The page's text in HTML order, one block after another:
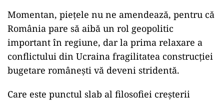
Momentan, piețele nu ne amendează, pentru că
România pare să aibă un rol geopolitic
important în regiune, dar la prima relaxare a
conflictului din Ucraina fragilitatea construcției
bugetare românești vă deveni stridentă.
Care este punctul slab al filosofiei creșterii